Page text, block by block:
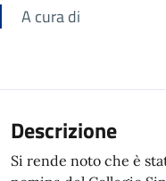
A cura di
Descrizione
Si rende noto che è